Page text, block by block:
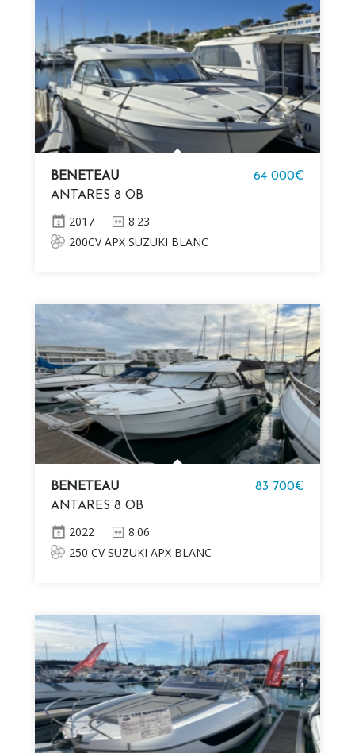
BENETEAU
ANTARES 8 OB
64 000€
2017
8.23
200CV APX SUZUKI BLANC
BENETEAU
ANTARES 8 OB
83 700€
2022
8.06
250 CV SUZUKI APX BLANC